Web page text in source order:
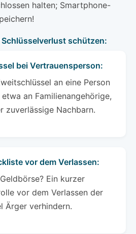
halten; Smartphone-
Schlüsselverlust schützen:
bei Vertrauensperson:
an eine Person
an Familienangehörige,
zuverlässige Nachbarn.
vor dem Verlassen:
Ein kurzer
vor dem Verlassen der
Ärger verhindern.